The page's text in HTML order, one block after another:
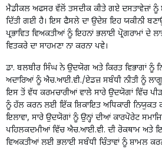
ਮੈਡੀਕਲ ਅਫਸਰ ਵੱਲੋਂ ਤਸਦੀਕ ਕੀਤੇ ਗਏ ਦਸਤਾਵੇਜ਼ਾਂ ਨੂੰ
ਦਿੱਤੀ ਗਈ ਹੈ। ਇਸ ਫੈਸਲੇ ਦਾ ਉਦੇਸ਼ ਇਹ ਯਕੀਨੀ
ਪ੍ਰਭਾਵਿਤ ਵਿਅਕਤੀਆਂ ਨੂੰ ਇਹਨਾਂ ਭਲਾਈ ਪ੍ਰੋਗਰਾਮਾਂ ਦੇ
ਵਿਤਕਰੇ ਦਾ ਸਾਹਮਣਾ ਨਾ ਕਰਨਾ ਪਵੇ।
ਡਾ. ਬਲਬੀਰ ਸਿੰਘ ਨੇ ਉਦਯੋਗ ਅਤੇ ਕਿਰਤ ਵਿਭਾਗਾਂ ਨੂੰ
ਅਦਾਰਿਆਂ ਨੂੰ ਐਚ.ਆਈ.ਵੀ./ਏਡਜ਼ ਸਬੰਧੀ ਨੀਤੀ ਨੂੰ
ਇਸ ਤੋਂ ਵੱਧ ਕਰਮਚਾਰੀਆਂ ਵਾਲੇ ਸਾਰੇ ਉਦਯੋਗਾਂ ਵਿੱਚ
ਨੂੰ ਹੱਲ ਕਰਨ ਲਈ ਇੱਕ ਸ਼ਿਕਾਇਤ ਅਧਿਕਾਰੀ ਨਿਯੁਕਤ
ਇਲਾਵਾ, ਸਾਰੇ ਉਦਯੋਗਾਂ ਨੂੰ ਉਨ੍ਹਾਂ ਦੀਆਂ ਕਾਰਪੋਰੇਟ
ਪਹਿਲਕਦਮੀਆਂ ਵਿੱਚ ਐਚ.ਆਈ.ਵੀ. ਦੀ ਰੋਕਥਾਮ ਅਤੇ
ਵਿਅਕਤੀਆਂ ਲਈ ਭਲਾਈ ਸਬੰਧੀ ਚਿੰਤਾਵਾਂ ਨੂੰ ਸ਼ਾਮਲ